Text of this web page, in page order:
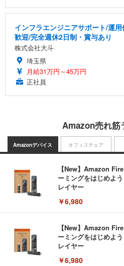
インフラエンジニアサポート/運
歓迎/完全週休2日制・賞与あり
株式会社大斗
埼玉県
月給31万円～45万円
正社員
Amazon売れ筋
Amazonデバイス
【New】Amazon
ーミングをはじめよ
レイヤー
￥6,980
【New】Amazon
ーミングをはじめよ
レイヤー
￥6,980
オフィスチェア